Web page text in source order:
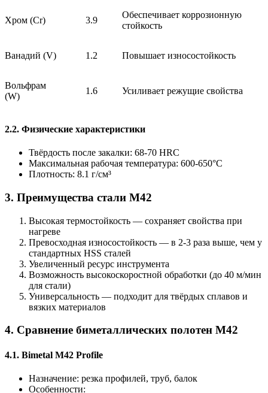
Хром (Cr) 3.9
Обеспечивает коррозионную
стойкость
Ванадий (V) 1.2 Повышает износостойкость
Вольфрам
(W)
1.6 Усиливает режущие свойства
2.2. Физические характеристики
Твёрдость после закалки: 68-70 HRC
Максимальная рабочая температура: 600-650°C
Плотность: 8.1 г/см³
3. Преимущества стали M42
Высокая термостойкость — сохраняет свойства при
нагреве
Превосходная износостойкость — в 2-3 раза выше, чем у
стандартных HSS сталей
Увеличенный ресурс инструмента
Возможность высокоскоростной обработки (до 40 м/мин
для стали)
Универсальность — подходит для твёрдых сплавов и
вязких материалов
4. Сравнение биметаллических полотен M42
4.1. Bimetal M42 Profile
Назначение: резка профилей, труб, балок
Особенности: